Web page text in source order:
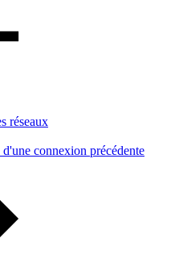
réseaux
connexion précédente